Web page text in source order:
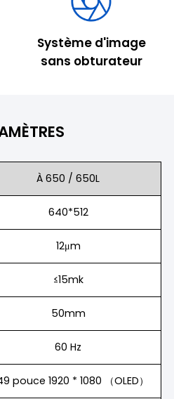
Système d'image
sans obturateur
À 650 / 650L
640*512
12μm
≤15mk
50mm
60 Hz
pouce 1920 * 1080 （OLED）